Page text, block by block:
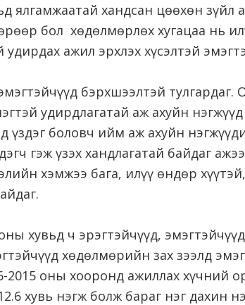
ялгамжаатай хандсан цөөхөн зүйл
бол хөдөлмөрлөх хугацаа нь
ажил эрхлэх хүсэлтэй
бэрхшээлтэй тулгардаг.
удирдлагатай аж ахуйн
үздэг боловч ийм аж ахуйн
гэж үзэх хандлагатай байдаг
хэмжээ бага, илүү өндөр
хувьд ч эрэгтэйчүүд,
хөдөлмөрийн зах зээлд
2015 оны хооронд ажиллах хүчний
хувь нэгж болж бараг нэг дахин